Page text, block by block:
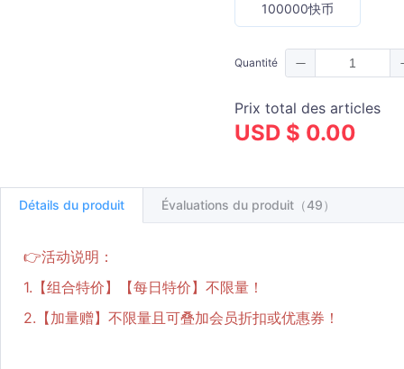
100000快币
Quantité
Prix total des articles
USD $ 0.00
Détails du produit Évaluations du produit（49）
👉活动说明：
1.【组合特价】【每日特价】不限量！
2.【加量赠】不限量且可叠加会员折扣或优惠券！